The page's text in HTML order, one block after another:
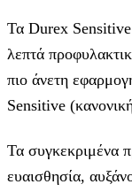
Τα Durex Sensitive
λεπτά
πιο άνετη
Sensitive
Τα συγκεκριμένα
ευαισθησία,